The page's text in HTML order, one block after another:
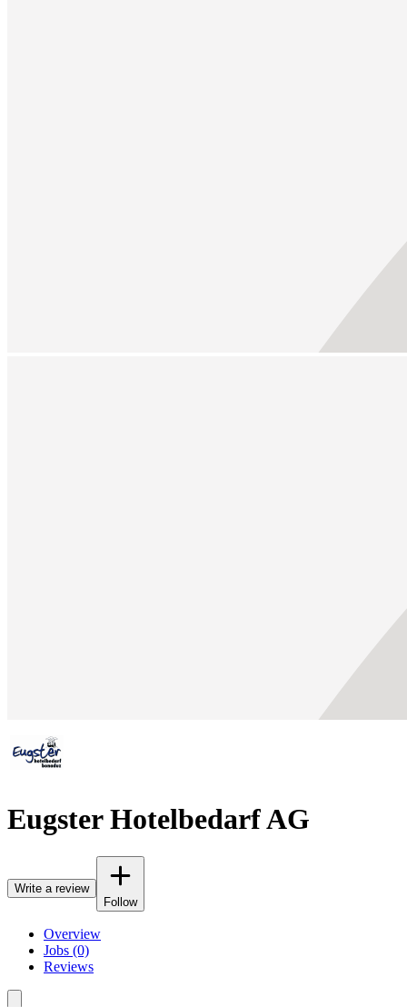
Eugster Hotelbedarf AG
Write a review
Follow
Overview
Jobs (0)
Reviews